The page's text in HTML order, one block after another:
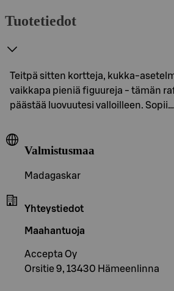
Tuotetiedot
Teitpä sitten kortteja, kukka-
vaikkapa pieniä figuureja - tämän
päästää luovuutesi valloilleen. Sopii…
Valmistusmaa
Madagaskar
Yhteystiedot
Maahantuoja
Accepta Oy
Orsitie 9, 13430 Hämeenlinna